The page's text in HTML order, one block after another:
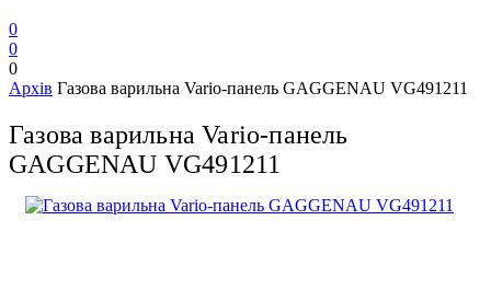
0
0
0
Архів Газова варильна Vario-панель GAGGENAU VG491211
Газова варильна Vario-панель
GAGGENAU VG491211